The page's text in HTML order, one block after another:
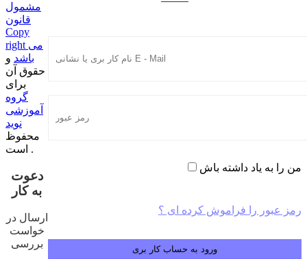
من را به یاد داشته باش
رمز عبور را فراموش کرده ای ؟
مشمول
قانون
Copy
right می
باشد و
حقوق آن
برای
گروه
آموزشی
نوید
محفوظ
است .
دعوت
به کار
ارسال در
خواست
بررسی